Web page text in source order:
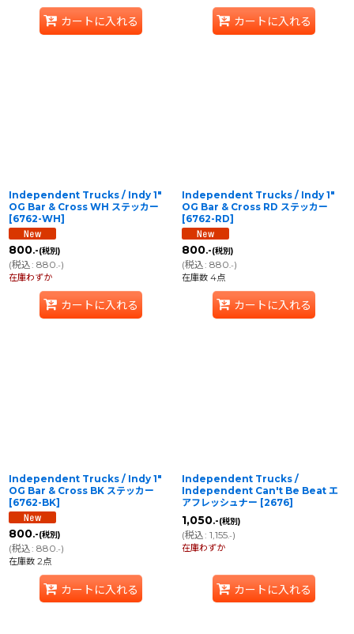
カートに入れる カートに入れる
Independent Trucks / Indy 1"
OG Bar & Cross WH ステッカー
[6762-WH]
800.-(税別)
(税込: 880.-)
在庫わずか
カートに入れる
Independent Trucks / Indy 1"
OG Bar & Cross RD ステッカー
[6762-RD]
800.-(税別)
(税込: 880.-)
在庫数 4点
カートに入れる
Independent Trucks / Indy 1"
OG Bar & Cross BK ステッカー
[6762-BK]
800.-(税別)
(税込: 880.-)
在庫数 2点
カートに入れる
Independent Trucks /
Independent Can't Be Beat エ
アフレッシュナー [2676]
1,050.-(税別)
(税込: 1,155.-)
在庫わずか
カートに入れる